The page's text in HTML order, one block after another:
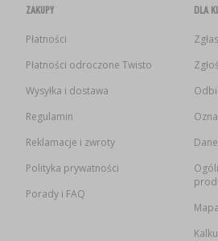
ZAKUPY
Płatności
Płatności odroczone Twisto
Wysyłka i dostawa
Regulamin
Reklamacje i zwroty
Polityka prywatności
Porady i FAQ
DLA